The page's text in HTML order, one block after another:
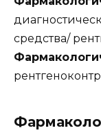
средства/